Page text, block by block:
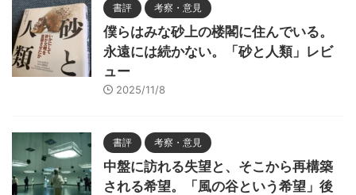
書評 考察・意見
僕らはみな砂上の楼閣に住んでいる。
永遠には続かない。「砂と人類」レビ
ュー
2025/11/8
書評 考察・意見
中盤に訪れる失望と、そこから再構築
される希望。「風の谷という希望」後